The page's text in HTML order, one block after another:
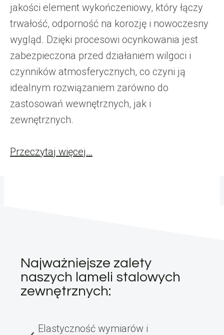
jakości element wykończeniowy, który łączy
trwałość, odporność na korozję i nowoczesny
wygląd. Dzięki procesowi ocynkowania jest
zabezpieczona przed działaniem wilgoci i
czynników atmosferycznych, co czyni ją
idealnym rozwiązaniem zarówno do
zastosowań wewnętrznych, jak i
zewnętrznych.
Przeczytaj więcej…
Najważniejsze zalety
naszych lameli stalowych
zewnętrznych:
Elastyczność wymiarów i